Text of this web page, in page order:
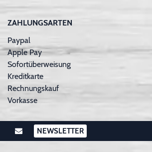
ZAHLUNGSARTEN
Paypal
Apple Pay
Sofortüberweisung
Kreditkarte
Rechnungskauf
Vorkasse
NEWSLETTER